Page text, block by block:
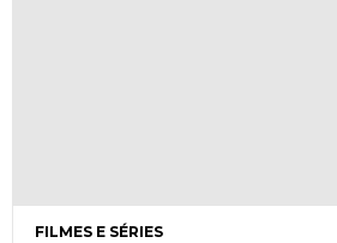
FILMES E SÉRIES